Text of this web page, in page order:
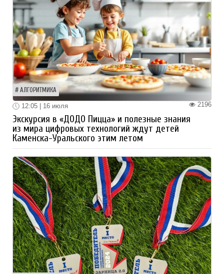
АЛГОРИТМИКА
2196
12:05 | 16 июля
Экскурсия в «ДОДО Пицца» и полезные знания
из мира цифровых технологий ждут детей
Каменска-Уральского этим летом